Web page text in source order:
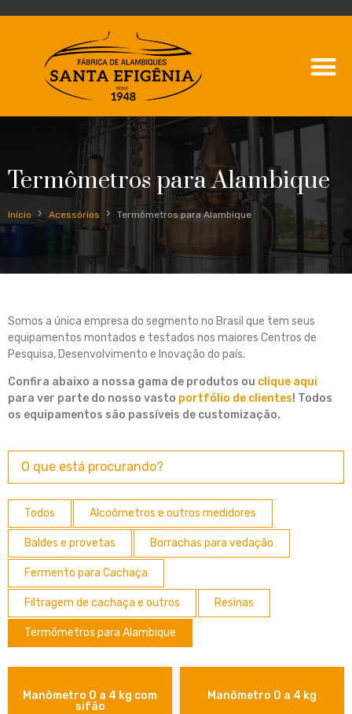
Termômetros para Alambique
Início Acessórios Termômetros para Alambique
Somos a única empresa do segmento no Brasil que tem seus
equipamentos montados e testados nos maiores Centros de
Pesquisa, Desenvolvimento e Inovação do país.
Confira abaixo a nossa gama de produtos ou clique aqui
para ver parte do nosso vasto portfólio de clientes! Todos
os equipamentos são passíveis de customização.
Todos Alcoômetros e outros medidores
Baldes e provetas Borrachas para vedação
Fermento para Cachaça
Filtragem de cachaça e outros Resinas
Termômetros para Alambique
Manômetro 0 a 4 kg com
sifão
Manômetro 0 a 4 kg